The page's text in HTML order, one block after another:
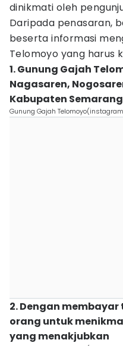
dinikmati oleh
Daripada penasaran,
beserta informasi
Telomoyo yang harus
1. Gunung Gajah
Nagasaren,
Kabupaten Semarang
Gunung Gajah
2. Dengan membayar
orang untuk
yang menakjubkan